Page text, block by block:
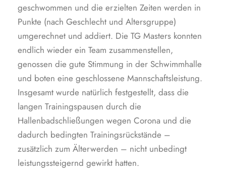
geschwommen und die erzielten Zeiten werden in
Punkte (nach Geschlecht und Altersgruppe)
umgerechnet und addiert. Die TG Masters konnten
endlich wieder ein Team zusammenstellen,
genossen die gute Stimmung in der Schwimmhalle
und boten eine geschlossene Mannschaftsleistung.
Insgesamt wurde natürlich festgestellt, dass die
langen Trainingspausen durch die
Hallenbadschließungen wegen Corona und die
dadurch bedingten Trainingsrückstände –
zusätzlich zum Älterwerden – nicht unbedingt
leistungssteigernd gewirkt hatten.